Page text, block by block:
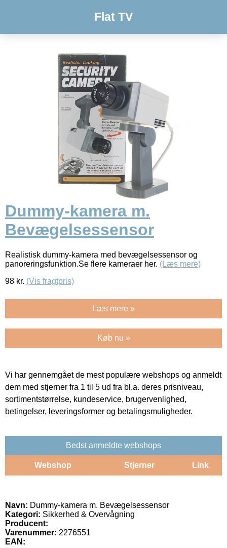
Flat TV
Dummy-kamera m.
Bevægelsessensor
Realistisk dummy-kamera med bevægelsessensor og
panoreringsfunktion.Se flere kameraer her. (Læs mere)
98 kr. (Vis fragtpris)
Læs mere »
Køb nu »
Vi har gennemgået de mest populære webshops og anmeldt
dem med stjerner fra 1 til 5 ud fra bl.a. deres prisniveau,
sortimentstørrelse, kundeservice, brugervenlighed,
betingelser, leveringsformer og betalingsmuligheder.
Bedst anmeldte webshops
Webshop Stjerner Link
Navn: Dummy-kamera m. Bevægelsessensor
Kategori: Sikkerhed & Overvågning
Producent:
Varenummer: 2276551
EAN: